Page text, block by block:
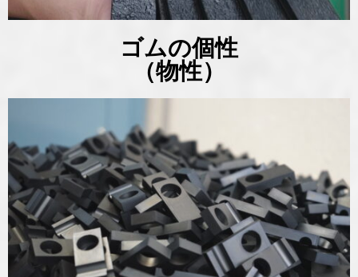
ゴムの個性
（物性）